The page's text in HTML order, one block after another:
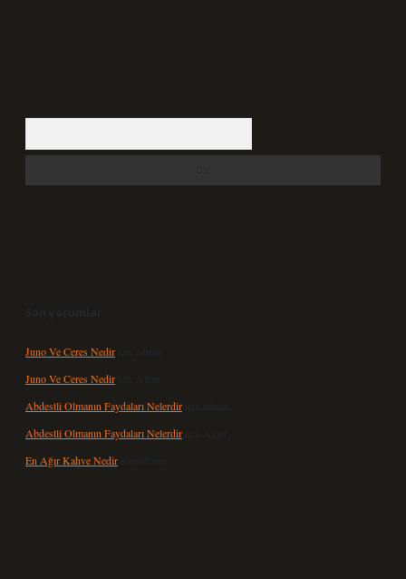
Son yorumlar
Juno Ve Ceres Nedir için
admin
Juno Ve Ceres Nedir için Altan
Abdestli Olmanın Faydaları Nelerdir için
admin
Abdestli Olmanın Faydaları Nelerdir için Alper
En Ağır Kahve Nedir için admin